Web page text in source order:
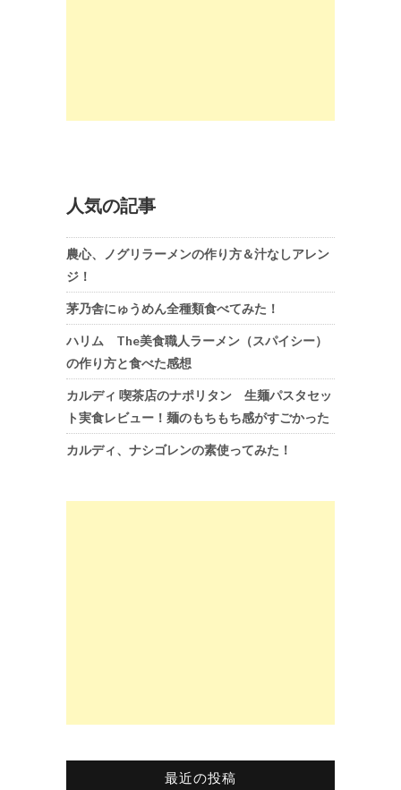
人気の記事
農心、ノグリラーメンの作り方＆汁なしアレン
ジ！
茅乃舎にゅうめん全種類食べてみた！
ハリム The美食職人ラーメン（スパイシー）
の作り方と食べた感想
カルディ 喫茶店のナポリタン 生麺パスタセッ
ト実食レビュー！麺のもちもち感がすごかった
カルディ、ナシゴレンの素使ってみた！
最近の投稿